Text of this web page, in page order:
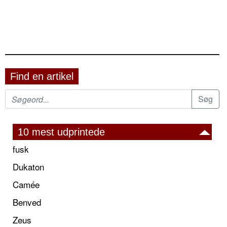
Find en artikel
10 mest udprintede
fusk
Dukaton
Camée
Benved
Zeus